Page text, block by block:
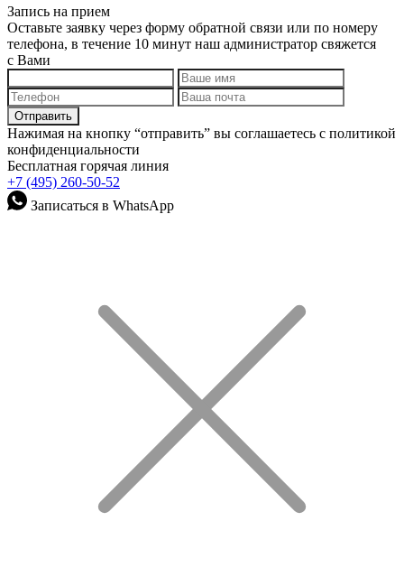
Запись на прием
Оставьте заявку через форму обратной связи или по номеру
телефона, в течение 10 минут наш администратор свяжется
с Вами
Нажимая на кнопку “отправить” вы соглашаетесь с политикой
конфиденциальности
Бесплатная горячая линия
+7 (495) 260-50-52
Записаться в WhatsApp